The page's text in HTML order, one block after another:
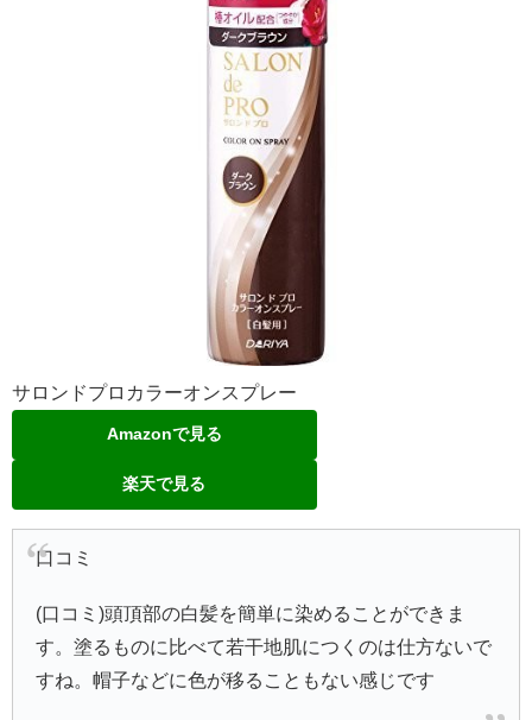
サロンドプロカラーオンスプレー
Amazonで見る
楽天で見る
口コミ
(口コミ)頭頂部の白髪を簡単に染めることができま
す。塗るものに比べて若干地肌につくのは仕方ないで
すね。帽子などに色が移ることもない感じです